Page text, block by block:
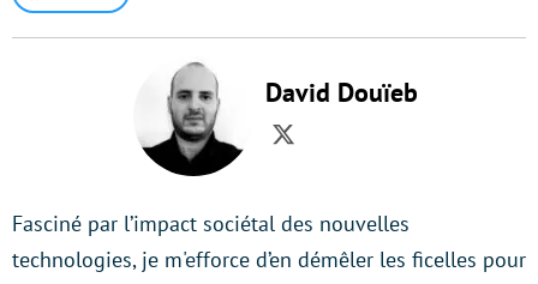
David Douïeb
Twitter
Fasciné par l’impact sociétal des nouvelles
technologies, je m'efforce d’en démêler les ficelles pour